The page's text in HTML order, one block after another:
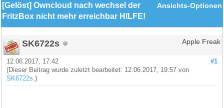
Ansichts-Optionen
[Gelöst] Owncloud nach wechsel der
FritzBox nicht mehr erreichbar HILFE!
SK6722s Apple Freak
#1
12.06.2017, 17:42
(Dieser Beitrag wurde zuletzt bearbeitet: 12.06.2017, 19:57 von
SK6722s .)